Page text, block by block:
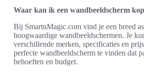
Waar kan ik een wandbeeldscherm
Bij SmartnMagic.com vind je een breed
hoogwaardige wandbeeldschermen. Je
verschillende merken, specificaties en
perfecte wandbeeldscherm te vinden dat
behoeften en budget.